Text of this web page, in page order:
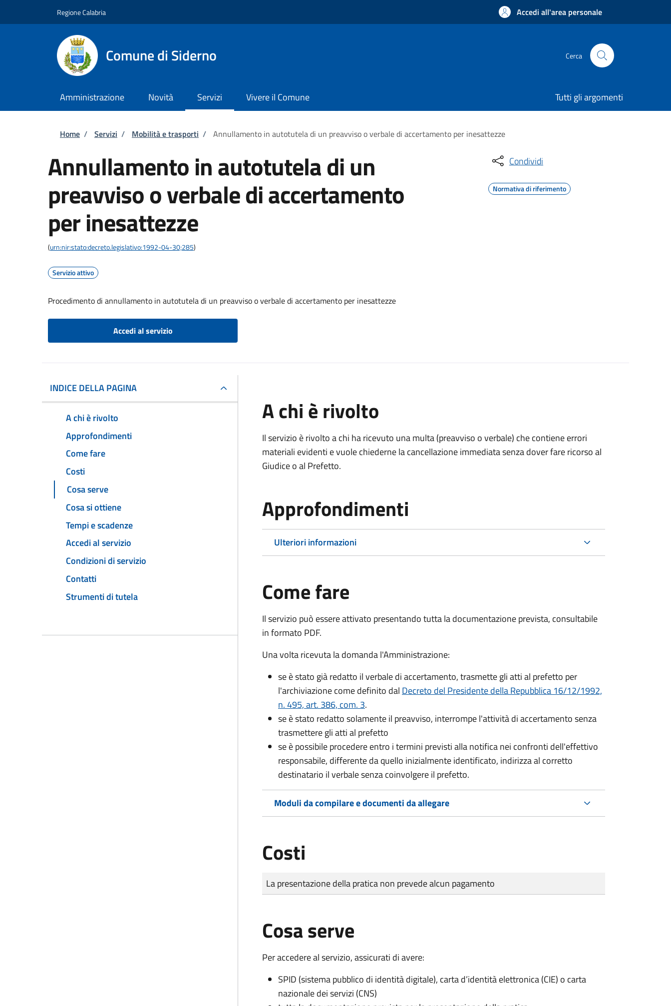
Regione Calabria Accedi all'area personale
Comune di Siderno Cerca
Amministrazione Novità Servizi Vivere il Comune Tutti gli argomenti
Briciole di pane
Home / Servizi / Mobilità e trasporti / Annullamento in autotutela di un preavviso o verbale di accertamento per inesattezze
Annullamento in autotutela di un
preavviso o verbale di accertamento
per inesattezze
(urn:nir:stato:decreto.legislativo:1992-04-30;285)
Servizio attivo
Procedimento di annullamento in autotutela di un preavviso o verbale di accertamento per inesattezze
Accedi al servizio
Condividi
Normativa di riferimento
INDICE DELLA PAGINA
A chi è rivolto
Approfondimenti
Come fare
Costi
Cosa serve
Cosa si ottiene
Tempi e scadenze
Accedi al servizio
Condizioni di servizio
Contatti
Strumenti di tutela
A chi è rivolto
Il servizio è rivolto a chi ha ricevuto una multa (preavviso o verbale) che contiene errori
materiali evidenti e vuole chiederne la cancellazione immediata senza dover fare ricorso al
Giudice o al Prefetto.
Approfondimenti
Ulteriori informazioni
Come fare
Il servizio può essere attivato presentando tutta la documentazione prevista, consultabile
in formato PDF.
Una volta ricevuta la domanda l'Amministrazione:
se è stato già redatto il verbale di accertamento, trasmette gli atti al prefetto per
l'archiviazione come definito dal Decreto del Presidente della Repubblica 16/12/1992,
n. 495, art. 386, com. 3.
se è stato redatto solamente il preavviso, interrompe l'attività di accertamento senza
trasmettere gli atti al prefetto
se è possibile procedere entro i termini previsti alla notifica nei confronti dell'effettivo
responsabile, differente da quello inizialmente identificato, indirizza al corretto
destinatario il verbale senza coinvolgere il prefetto.
Moduli da compilare e documenti da allegare
Costi
Tipo di pagamento
Importo
La presentazione della pratica non prevede alcun pagamento
Cosa serve
Per accedere al servizio, assicurati di avere:
SPID (sistema pubblico di identità digitale), carta d’identità elettronica (CIE) o carta
nazionale dei servizi (CNS)